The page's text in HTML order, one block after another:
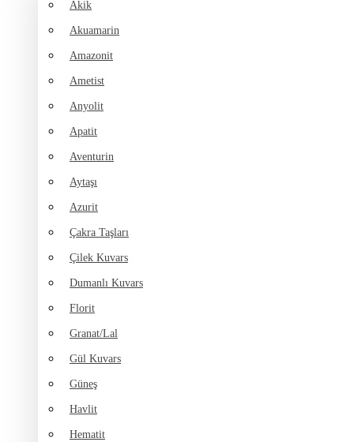
Akik
Akuamarin
Amazonit
Ametist
Anyolit
Apatit
Aventurin
Aytaşı
Azurit
Çakra Taşları
Çilek Kuvars
Dumanlı Kuvars
Florit
Granat/Lal
Gül Kuvars
Güneş
Havlit
Hematit